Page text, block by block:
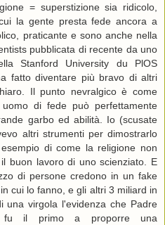
= superstizione sia ridicolo,
la gente presta fede ancora a
praticante e sono anche nella
pubblicata di recente da uno
Stanford University du PlOS
fatto diventare più bravo di altri
Il punto nevralgico è come
di fede può perfettamente
garbo ed abilità. Io (scusate
altri strumenti per dimostrarlo
di come la religione non
buon lavoro di uno scienziato. E
di persone credono in un fake
cui lo fanno, e gli altri 3 miliard in
una virgola l'evidenza che Padre
fu il primo a proporre una